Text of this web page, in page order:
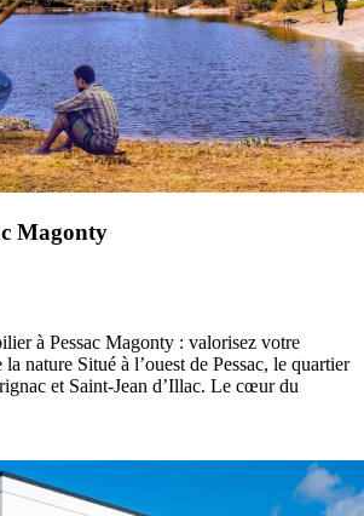
Magonty
à Pessac Magonty : valorisez votre
nature Situé à l’ouest de Pessac, le quartier
et Saint-Jean d’Illac. Le cœur du